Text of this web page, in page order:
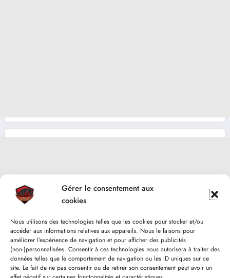
Gérer le consentement aux
cookies
Nous utilisons des technologies telles que les cookies pour stocker et/ou
accéder aux informations relatives aux appareils. Nous le faisons pour
améliorer l’expérience de navigation et pour afficher des publicités
(non-)personnalisées. Consentir à ces technologies nous autorisera à traiter des
données telles que le comportement de navigation ou les ID uniques sur ce
site. Le fait de ne pas consentir ou de retirer son consentement peut avoir un